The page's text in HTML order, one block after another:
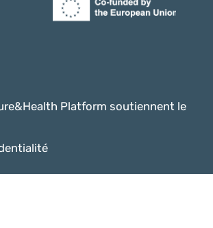
Platform soutiennent le